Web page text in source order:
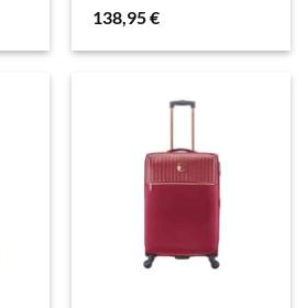
138,95€